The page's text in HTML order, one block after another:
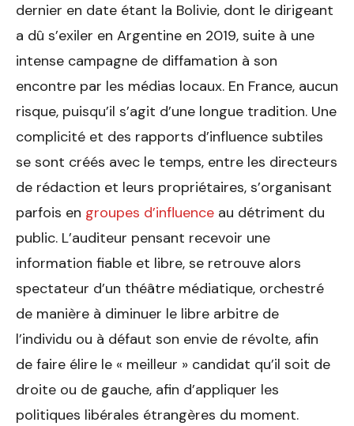
dernier en date étant la Bolivie, dont le dirigeant
a dû s’exiler en Argentine en 2019, suite à une
intense campagne de diffamation à son
encontre par les médias locaux. En France, aucun
risque, puisqu’il s’agit d’une longue tradition. Une
complicité et des rapports d’influence subtiles
se sont créés avec le temps, entre les directeurs
de rédaction et leurs propriétaires, s’organisant
parfois en groupes d’influence au détriment du
public. L’auditeur pensant recevoir une
information fiable et libre, se retrouve alors
spectateur d’un théâtre médiatique, orchestré
de manière à diminuer le libre arbitre de
l’individu ou à défaut son envie de révolte, afin
de faire élire le « meilleur » candidat qu’il soit de
droite ou de gauche, afin d’appliquer les
politiques libérales étrangères du moment.